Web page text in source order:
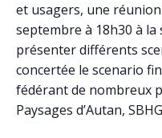
et usagers, une
septembre à 18h30 à la
présenter différents
concertée le scenario
fédérant de nombreux
Paysages d’Autan,